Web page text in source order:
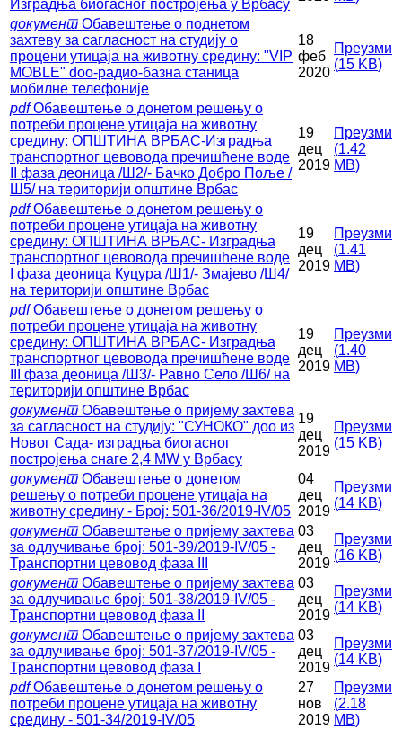
Изградња биогасног постројења у Врбасу
документ Обавештење о поднетом
захтеву за сагласност на студију о
процени утицаја на животну средину: "VIP
MOBLE" doo-радио-базна станица
мобилне телефоније
18
феб
2020
Преузми
(15 KB)
pdf Обавештење о донетом решењу о
потреби процене утицаја на животну
средину: ОПШТИНА ВРБАС-Изградња
транспортног цевовода пречишћене воде
II фаза деоница /Ш2/- Бачко Добро Поље /
Ш5/ на територији општине Врбас
19
дец
2019
Преузми
(1.42
MB)
pdf Обавештење о донетом решењу о
потреби процене утицаја на животну
средину: ОПШТИНА ВРБАС- Изградња
транспортног цевовода пречишћене воде
I фаза деоница Куцура /Ш1/- Змајево /Ш4/
на територији општине Врбас
19
дец
2019
Преузми
(1.41
MB)
pdf Обавештење о донетом решењу о
потреби процене утицаја на животну
средину: ОПШТИНА ВРБАС- Изградња
транспортног цевовода пречишћене воде
III фаза деоница /Ш3/- Равно Село /Ш6/ на
територији општине Врбас
19
дец
2019
Преузми
(1.40
MB)
документ Обавештење о пријему захтева
за сагласност на студију: "СУНОКО" доо из
Новог Сада- изградња биогасног
постројења снаге 2,4 MW у Врбасу
19
дец
2019
Преузми
(15 KB)
документ Обавештење о донетом
решењу о потреби процене утицаја на
животну средину - Број: 501-36/2019-IV/05
04
дец
2019
Преузми
(14 KB)
документ Обавештење о пријему захтева
за одлучивање број: 501-39/2019-IV/05 -
Транспортни цевовод фаза III
03
дец
2019
Преузми
(16 KB)
документ Обавештење о пријему захтева
за одлучивање број: 501-38/2019-IV/05 -
Транспортни цевовод фаза II
03
дец
2019
Преузми
(14 KB)
документ Обавештење о пријему захтева
за одлучивање број: 501-37/2019-IV/05 -
Транспортни цевовод фаза I
03
дец
2019
Преузми
(14 KB)
pdf Обавештење о донетом решењу о
потреби процене утицаја на животну
средину - 501-34/2019-IV/05
27
нов
2019
Преузми
(2.18
MB)